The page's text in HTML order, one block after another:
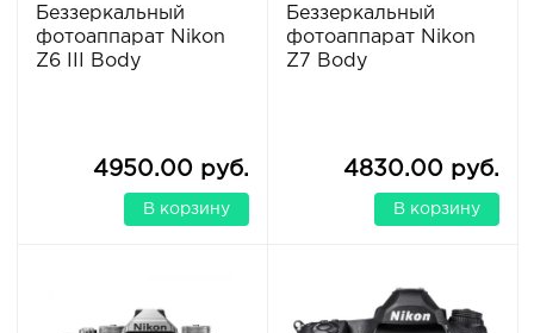
Беззеркальный
фотоаппарат Nikon
Z6 III Body
4950.00 руб.
В корзину
Беззеркальный
фотоаппарат Nikon
Z7 Body
4830.00 руб.
В корзину